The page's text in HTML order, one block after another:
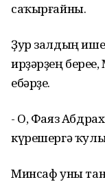
саҡырғайны.
Ҙур залдың
ирҙәрҙең
ебәрҙе.
- О, Фаяз
күрешергә
Минсаф уны